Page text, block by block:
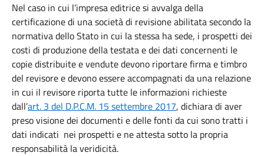
Nel caso in cui l’impresa editrice si avvalga della
certificazione di una società di revisione abilitata secondo la
normativa dello Stato in cui la stessa ha sede, i prospetti dei
costi di produzione della testata e dei dati concernenti le
copie distribuite e vendute devono riportare firma e timbro
del revisore e devono essere accompagnati da una relazione
in cui il revisore riporta tutte le informazioni richieste
dall’art. 3 del D.P.C.M. 15 settembre 2017, dichiara di aver
preso visione dei documenti e delle fonti da cui sono tratti i
dati indicati nei prospetti e ne attesta sotto la propria
responsabilità la veridicità.